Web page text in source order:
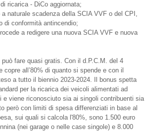
ricarica - DiCo aggiornata;
naturale scadenza della SCIA VVF o del CPI,
di conformità antincendio;
a redigere una nuova SCIA VVF e nuova
fare quasi gratis. Con il d.P.C.M. del 4
all’80% di quanto si spende e con il
a tutto il biennio 2023-2024. Il bonus spetta
per la ricarica dei veicoli alimentati ad
viene riconosciuto sia ai singoli contribuenti sia
però con limiti di spesa differenziati in base al
sui quali si calcola l'80%, sono 1.500 euro
(nei garage o nelle case singole) e 8.000